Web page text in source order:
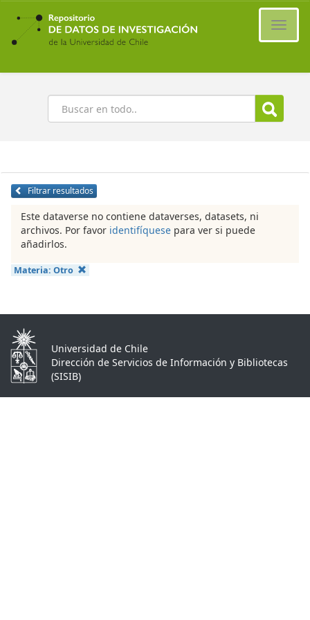
Ir
contenido
principal
Buscar
Filtrar resultados
Este dataverse no contiene dataverses, datasets, ni
archivos. Por favor identifíquese para ver si puede
añadirlos.
Materia: Otro
Universidad de Chile
Dirección de Servicios de Información y Bibliotecas
(SISIB)